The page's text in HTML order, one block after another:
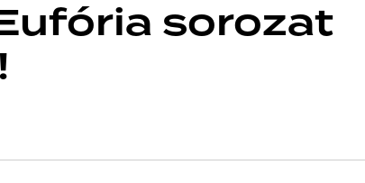
sorozat